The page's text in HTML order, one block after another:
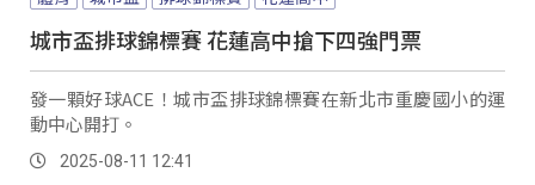
城市盃排球錦標賽 花蓮高中搶下四強門票
發一顆好球ACE！城市盃排球錦標賽在新北市重慶國小的運
動中心開打。
2025-08-11 12:41